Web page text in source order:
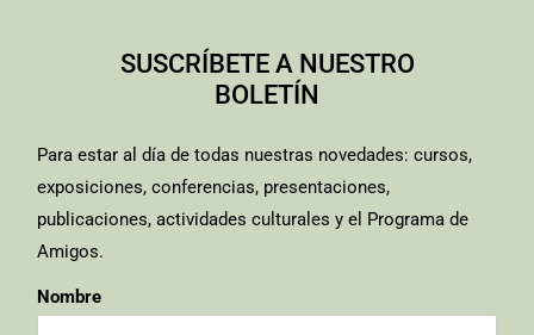
SUSCRÍBETE A NUESTRO
BOLETÍN
Para estar al día de todas nuestras novedades: cursos,
exposiciones, conferencias, presentaciones,
publicaciones, actividades culturales y el Programa de
Amigos.
Nombre